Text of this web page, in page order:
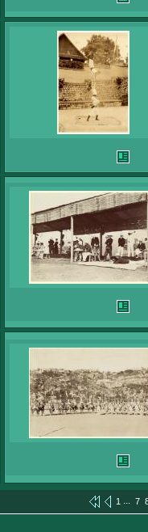
1 ... 7